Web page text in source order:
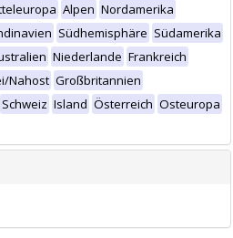
Alpen Nordamerika
Südhemisphäre Südamerika
Niederlande Frankreich
Nahost Großbritannien
Schweiz Island Österreich Osteuropa